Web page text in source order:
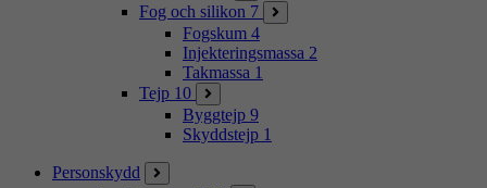
Fog och silikon 7
Fogskum 4
Injekteringsmassa 2
Takmassa 1
Tejp 10
Byggtejp 9
Skyddstejp 1
Personskydd